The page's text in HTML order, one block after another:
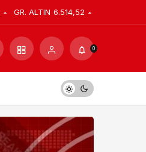
GR. ALTIN 6.514,52
0